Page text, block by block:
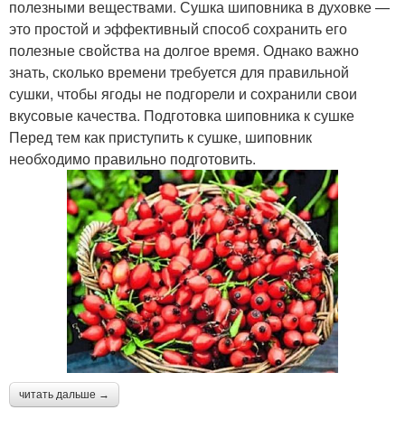
полезными веществами. Сушка шиповника в духовке —
это простой и эффективный способ сохранить его
полезные свойства на долгое время. Однако важно
знать, сколько времени требуется для правильной
сушки, чтобы ягоды не подгорели и сохранили свои
вкусовые качества. Подготовка шиповника к сушке
Перед тем как приступить к сушке, шиповник
необходимо правильно подготовить.
читать дальше →